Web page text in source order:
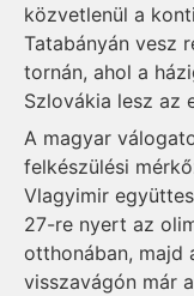
közvetlenül a
Tatabányán vesz
tornán, ahol a
Szlovákia lesz az
A magyar
felkészülési
Vlagyimir
27-re nyert az
otthonában, majd
visszavágón már